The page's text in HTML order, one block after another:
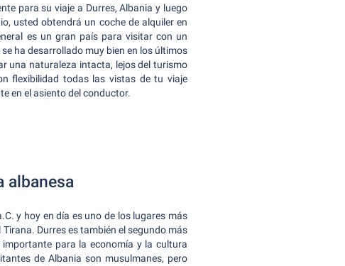
para su viaje a Durres, Albania y luego
usted obtendrá un coche de alquiler en
es un gran país para visitar con un
ha desarrollado muy bien en los últimos
una naturaleza intacta, lejos del turismo
flexibilidad todas las vistas de tu viaje
en el asiento del conductor.
albanesa
y hoy en día es uno de los lugares más
Durres es también el segundo más
para la economía y la cultura
de Albania son musulmanes, pero